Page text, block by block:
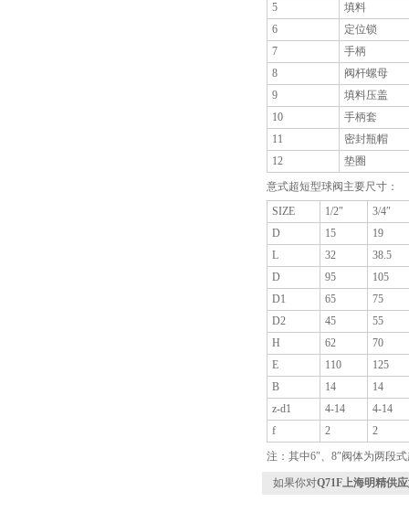
5
填料
6
定位锁
7
手柄
8
阀杆螺母
9
填料压盖
10
手柄套
11
密封瓶帽
12
垫圈
意式超短型球阀主要尺寸：
SIZE
1/2″
3/4″
D
15
19
L
32
38.5
D
95
105
D1
65
75
D2
45
55
H
62
70
E
110
125
B
14
14
z-d1
4-14
4-14
f
2
2
注：其中6″、8″阀体为两段
如果你对Q71F上海明精供